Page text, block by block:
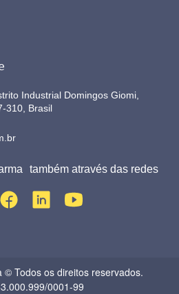
Industrial Domingos Giomi,
310, Brasil
também através das redes
© Todos os direitos reservados.
0001-99